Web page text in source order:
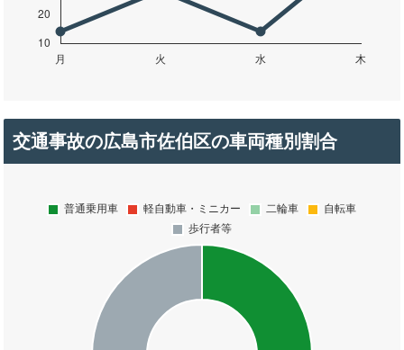
交通事故の広島市佐伯区の車両種別割合